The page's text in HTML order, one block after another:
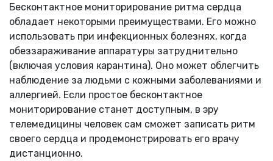
Бесконтактное мониторирование ритма сердца
обладает некоторыми преимуществами. Его можно
использовать при инфекционных болезнях, когда
обеззараживание аппаратуры затруднительно
(включая условия карантина). Оно может облегчить
наблюдение за людьми с кожными заболеваниями и
аллергией. Если простое бесконтактное
мониторирование станет доступным, в эру
телемедицины человек сам сможет записать ритм
своего сердца и продемонстрировать его врачу
дистанционно.